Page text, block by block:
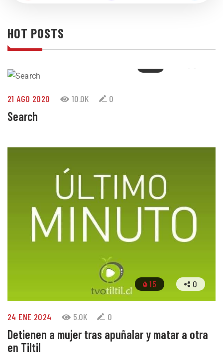
2
14 JUN 2021
HOT POSTS
21 AGO 2020 10.0K 0
Search
15 0
24 ENE 2024 5.0K 0
Detienen a mujer tras apuñalar y matar a otra
en Tiltil